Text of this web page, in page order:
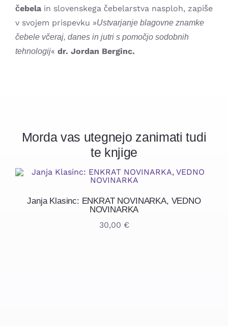
čebelain slovenskega čebelarstva nasploh, zapiše
v svojem prispevku »Ustvarjanje blagovne znamke
čebele včeraj, danes in jutri s pomočjo sodobnih
tehnologij« dr. Jordan Berginc.
Morda vas utegnejo zanimati tudi
te knjige
Janja Klasinc: ENKRAT NOVINARKA, VEDNO
NOVINARKA
30,00 €